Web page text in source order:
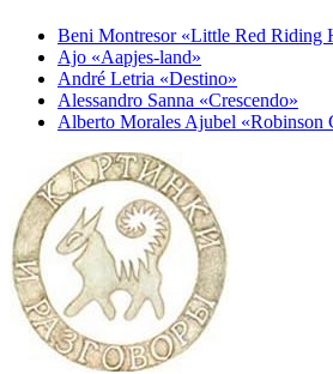
Beni Montresor «Little Red Riding
Ajo «Aapjes-land»
André Letria «Destino»
Alessandro Sanna «Crescendo»
Alberto Morales Ajubel «Robinson